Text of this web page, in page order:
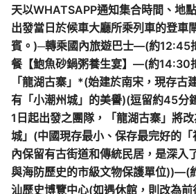
天以WHATSAPP通知集合時間、地
出發當日於候車大廳所乘列車的登車
賓。)─轉乘國內旅遊巴士—(約12:45
餐【鮑魚砂鍋粥養生宴】—(約14:30
「龍湖古寨」*(始建於南宋，現存古
有「小潮州城」的美譽)(逗留約45分
1日起出發之團隊，「龍湖古寨」將
城」(中國現存最小、保存最完好的
內保留有古街道和傳統民居，是深入
與海防歷史的市級文物保護單位))—(
汕歷史博覽中心(如遇休館，則改為